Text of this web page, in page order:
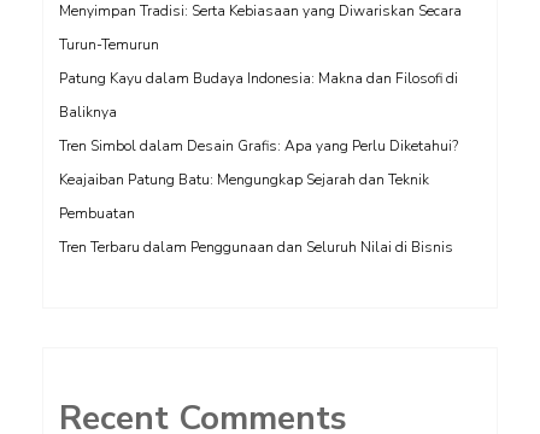
Menyimpan Tradisi: Serta Kebiasaan yang Diwariskan Secara
Turun-Temurun
Patung Kayu dalam Budaya Indonesia: Makna dan Filosofi di
Baliknya
Tren Simbol dalam Desain Grafis: Apa yang Perlu Diketahui?
Keajaiban Patung Batu: Mengungkap Sejarah dan Teknik
Pembuatan
Tren Terbaru dalam Penggunaan dan Seluruh Nilai di Bisnis
Recent Comments